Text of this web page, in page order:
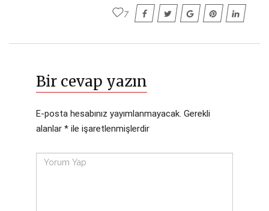
7
Bir cevap yazın
E-posta hesabınız yayımlanmayacak. Gerekli
alanlar * ile işaretlenmişlerdir